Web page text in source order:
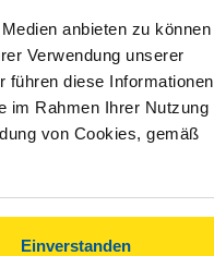
anbieten zu können
Verwendung unserer
führen diese Informationen
im Rahmen Ihrer Nutzung
von Cookies, gemäß
Einverstanden